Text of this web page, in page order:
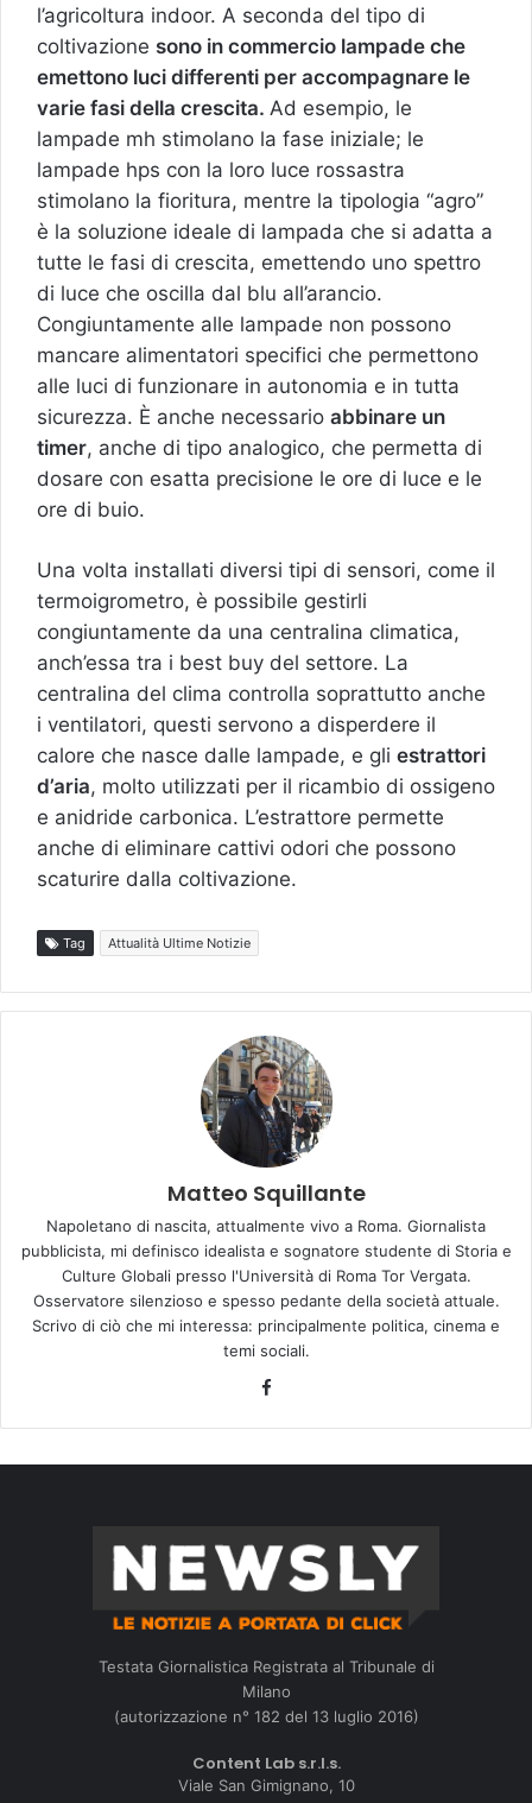
l’agricoltura indoor. A seconda del tipo di
coltivazione sono in commercio lampade che
emettono luci differenti per accompagnare le
varie fasi della crescita. Ad esempio, le
lampade mh stimolano la fase iniziale; le
lampade hps con la loro luce rossastra
stimolano la fioritura, mentre la tipologia “agro”
è la soluzione ideale di lampada che si adatta a
tutte le fasi di crescita, emettendo uno spettro
di luce che oscilla dal blu all’arancio.
Congiuntamente alle lampade non possono
mancare alimentatori specifici che permettono
alle luci di funzionare in autonomia e in tutta
sicurezza. È anche necessario abbinare un
timer, anche di tipo analogico, che permetta di
dosare con esatta precisione le ore di luce e le
ore di buio.
Una volta installati diversi tipi di sensori, come il
termoigrometro, è possibile gestirli
congiuntamente da una centralina climatica,
anch’essa tra i best buy del settore. La
centralina del clima controlla soprattutto anche
i ventilatori, questi servono a disperdere il
calore che nasce dalle lampade, e gli estrattori
d’aria, molto utilizzati per il ricambio di ossigeno
e anidride carbonica. L’estrattore permette
anche di eliminare cattivi odori che possono
scaturire dalla coltivazione.
Tag Attualità Ultime Notizie
Matteo Squillante
Napoletano di nascita, attualmente vivo a Roma. Giornalista
pubblicista, mi definisco idealista e sognatore studente di Storia e
Culture Globali presso l'Università di Roma Tor Vergata.
Osservatore silenzioso e spesso pedante della società attuale.
Scrivo di ciò che mi interessa: principalmente politica, cinema e
temi sociali.
Facebook
Testata Giornalistica Registrata al Tribunale di
Milano
(autorizzazione n° 182 del 13 luglio 2016)
Content Lab s.r.l.s.
Viale San Gimignano, 10